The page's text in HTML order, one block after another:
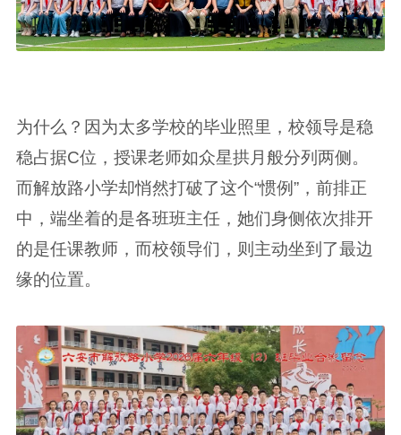
为什么？因为太多学校的毕业照里，校领导是稳
稳占据C位，授课老师如众星拱月般分列两侧。
而解放路小学却悄然打破了这个“惯例”，前排正
中，端坐着的是各班班主任，她们身侧依次排开
的是任课教师，而校领导们，则主动坐到了最边
缘的位置。